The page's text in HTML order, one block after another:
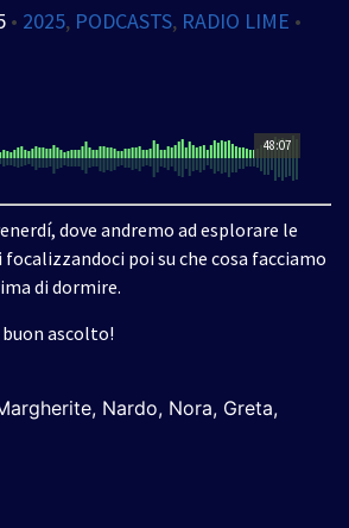
• 2025, PODCASTS, RADIO LIME •
48:07
dove andremo ad esplorare le
poi su che cosa facciamo
di dormire.
buon ascolto!
Nardo, Nora, Greta,